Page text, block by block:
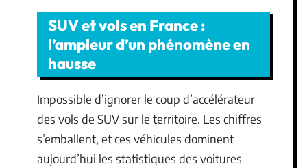
SUV et vols en France :
l’ampleur d’un phénomène en
hausse
Impossible d’ignorer le coup d’accélérateur
des vols de SUV sur le territoire. Les chiffres
s’emballent, et ces véhicules dominent
aujourd’hui les statistiques des voitures